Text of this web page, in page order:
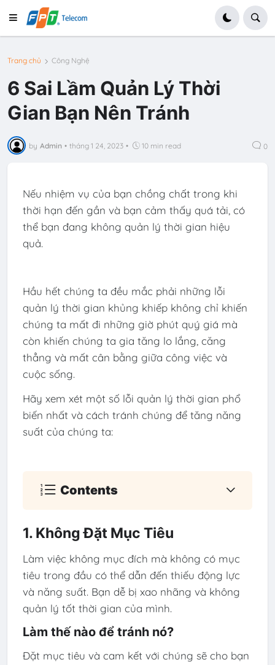
Trang chủ Công Nghệ
6 Sai Lầm Quản Lý Thời
Gian Bạn Nên Tránh
by Admin • tháng 1 24, 2023 • 10 min read 0
Nếu nhiệm vụ của bạn chồng chất trong khi
thời hạn đến gần và bạn cảm thấy quá tải, có
thể bạn đang không quản lý thời gian hiệu
quả.
Hầu hết chúng ta đều mắc phải những lỗi
quản lý thời gian khủng khiếp không chỉ khiến
chúng ta mất đi những giờ phút quý giá mà
còn khiến chúng ta gia tăng lo lắng, căng
thẳng và mất cân bằng giữa công việc và
cuộc sống.
Hãy xem xét một số lỗi quản lý thời gian phổ
biến nhất và cách tránh chúng để tăng năng
suất của chúng ta:
Contents
1. Không Đặt Mục Tiêu
Làm việc không mục đích mà không có mục
tiêu trong đầu có thể dẫn đến thiếu động lực
và năng suất. Bạn dễ bị xao nhãng và không
quản lý tốt thời gian của mình.
Làm thế nào để tránh nó?
Đặt mục tiêu và cam kết với chúng sẽ cho bạn